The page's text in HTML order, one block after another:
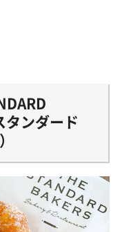
タンダード